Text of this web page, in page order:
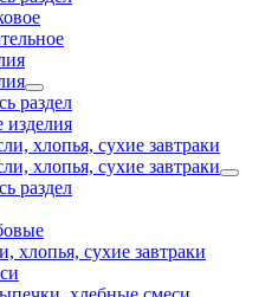
раздел
хлопья, сухие завтраки
хлопья, сухие завтраки
раздел
хлопья, сухие завтраки